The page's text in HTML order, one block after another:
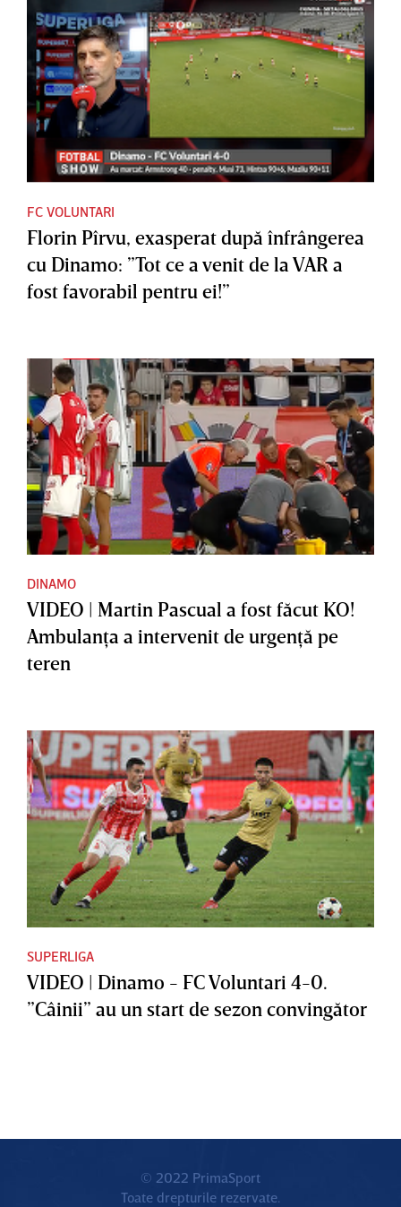
FC VOLUNTARI
Florin Pîrvu, exasperat după înfrângerea
cu Dinamo: ”Tot ce a venit de la VAR a
fost favorabil pentru ei!”
DINAMO
VIDEO | Martin Pascual a fost făcut KO!
Ambulanţa a intervenit de urgenţă pe
teren
SUPERLIGA
VIDEO | Dinamo - FC Voluntari 4-0.
”Câinii” au un start de sezon convingător
© 2022 PrimaSport
Toate drepturile rezervate.